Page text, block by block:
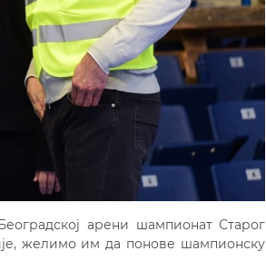
арени шампионат Старог
желимо им да понове шампионску